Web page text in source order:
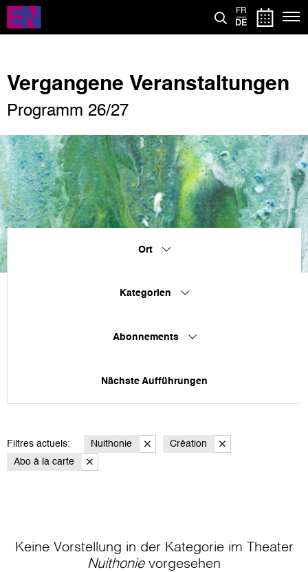
Direkt
zum
Inhalt
FR
DE
Vergangene Veranstaltungen
Programm 26/27
Ort
Kategorien
Abonnements
Nächste Aufführungen
Filtres actuels: Nuithonie
Création
Abo à la carte
Keine Vorstellung in der Kategorie im Theater
Nuithonievorgesehen